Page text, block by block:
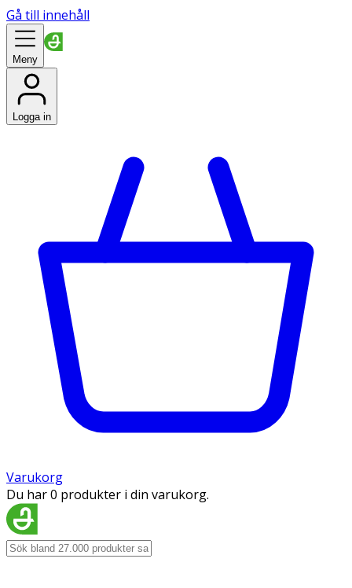
Gå till innehåll
Meny
Logga in
Varukorg
Du har 0 produkter i din varukorg.